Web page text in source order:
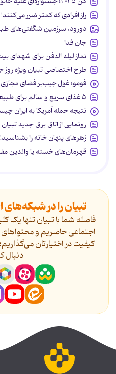
راز افرادی که کمتر ضرر می‌کنند!
دورود، سرزمین شگفتی‌های
جان فدا
نماز لیله الدفن برای شهدای
طرح اختصاصی تبیان ویژه
فومو؛ غول جیب‌بر فضای مجازی!
۵ غذای سریع و سالم برای طبیعت‌گردی
نتیجه حمله آمریکا به ایران
رونمایی از اتاق برق جدید تبیان
زهرهای پنهان خانه را بشناسید!
قهرمان‌های خسته یا والدین
تبیان را در شبکه‌های
فاصله شما با تبیان تنها
اجتماعی حاضریم و محتواهای
کیفیت در اختیارتان
دنیال